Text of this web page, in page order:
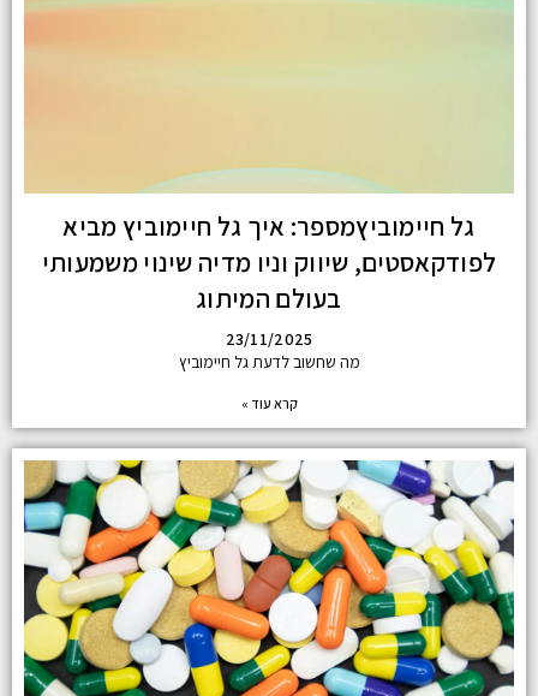
גל חיימוביץמספר: איך גל חיימוביץ מביא
לפודקאסטים, שיווק וניו מדיה שינוי משמעותי
בעולם המיתוג
23/11/2025
מה שחשוב לדעת גל חיימוביץ
קרא עוד »